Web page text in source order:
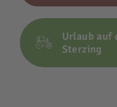
Urlaub auf
Sterzing